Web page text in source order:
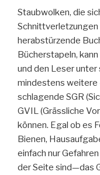
Staubwolken, die
Schnittverletzungen
herabstürzende
Bücherstapeln,
und den Leser unter
mindestens weitere
schlagende SGR
GVIL (Grässliche
können. Egal ob es
Bienen,
einfach nur
der Seite sind—das